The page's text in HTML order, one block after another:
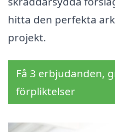
hitta den perfekta
projekt.
Få 3 erbjudanden,
förpliktelser